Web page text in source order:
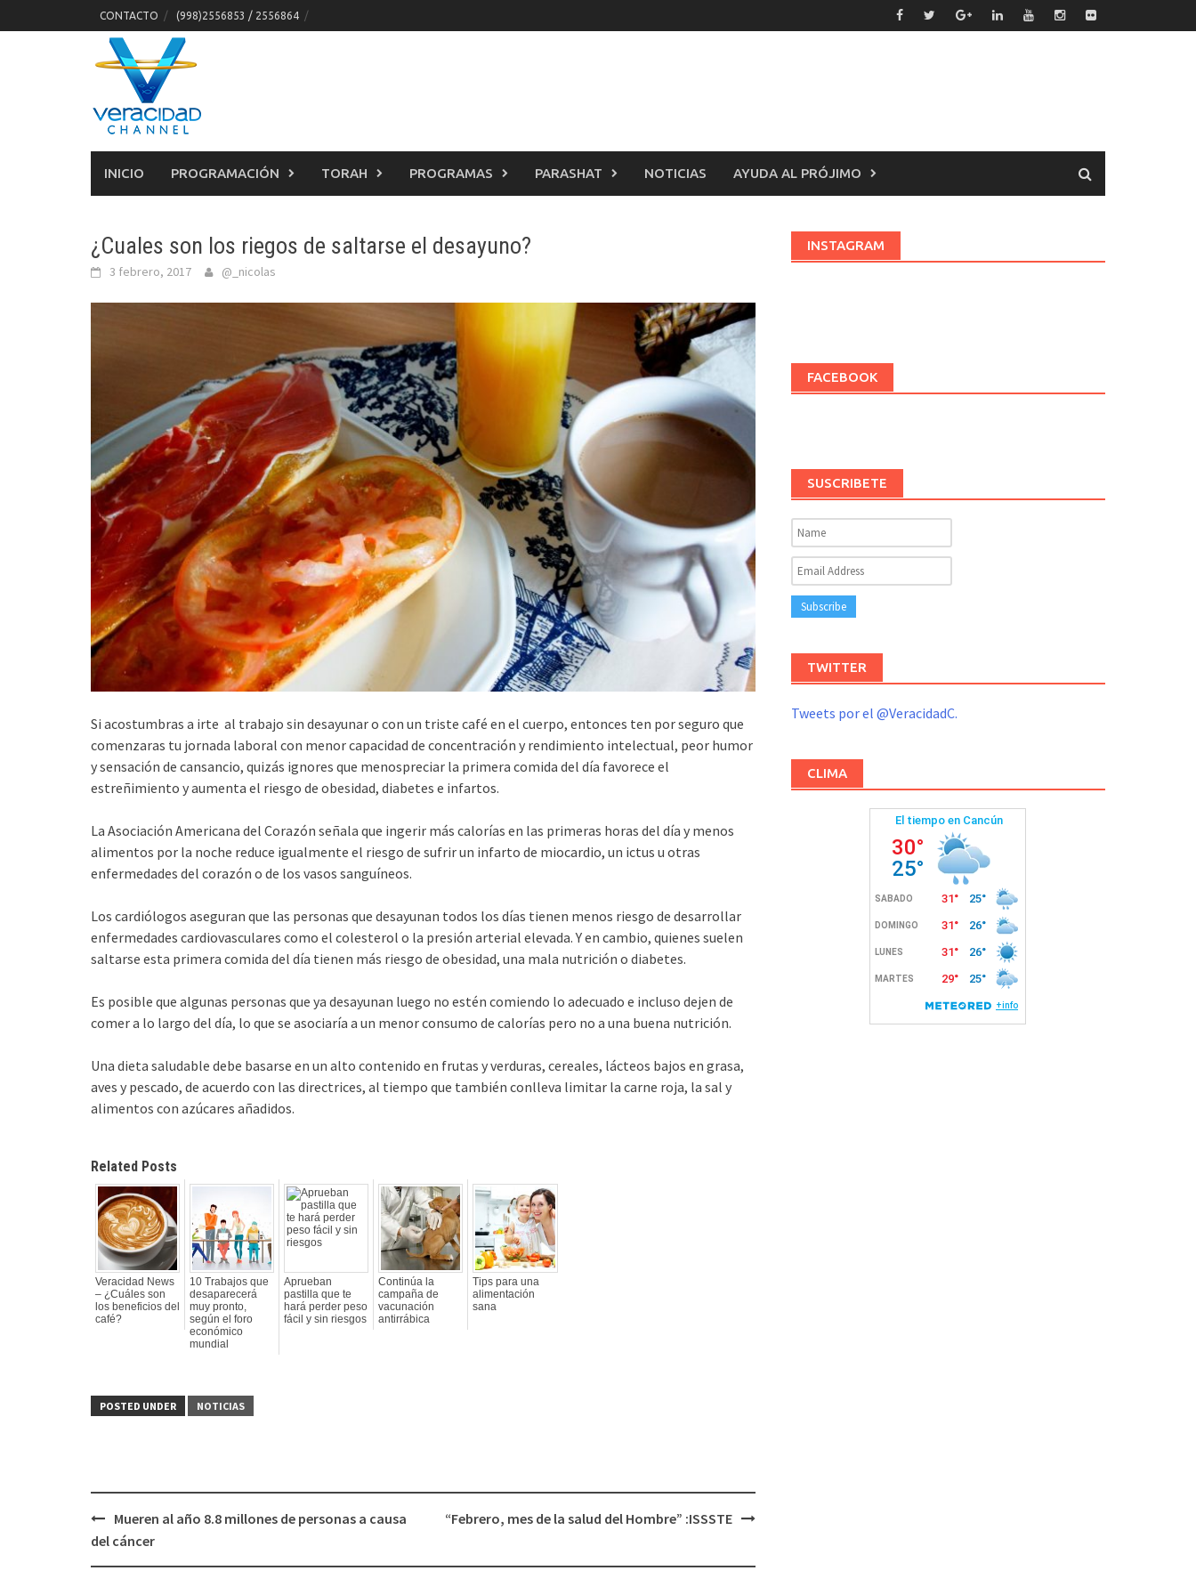
to
CONTACTO (998)2556853 / 2556864
INICIO PROGRAMACIÓN TORAH PROGRAMAS PARASHAT NOTICIAS AYUDA AL PRÓJIMO
¿Cuales son los riegos de saltarse el desayuno?
3 febrero, 2017 @_nicolas
Si acostumbras a irte al trabajo sin desayunar o con un triste café en el cuerpo, entonces ten por seguro que
comenzaras tu jornada laboral con menor capacidad de concentración y rendimiento intelectual, peor humor
y sensación de cansancio, quizás ignores que menospreciar la primera comida del día favorece el
estreñimiento y aumenta el riesgo de obesidad, diabetes e infartos.
La Asociación Americana del Corazón señala que ingerir más calorías en las primeras horas del día y menos
alimentos por la noche reduce igualmente el riesgo de sufrir un infarto de miocardio, un ictus u otras
enfermedades del corazón o de los vasos sanguíneos.
Los cardiólogos aseguran que las personas que desayunan todos los días tienen menos riesgo de desarrollar
enfermedades cardiovasculares como el colesterol o la presión arterial elevada. Y en cambio, quienes suelen
saltarse esta primera comida del día tienen más riesgo de obesidad, una mala nutrición o diabetes.
Es posible que algunas personas que ya desayunan luego no estén comiendo lo adecuado e incluso dejen de
comer a lo largo del día, lo que se asociaría a un menor consumo de calorías pero no a una buena nutrición.
Una dieta saludable debe basarse en un alto contenido en frutas y verduras, cereales, lácteos bajos en grasa,
aves y pescado, de acuerdo con las directrices, al tiempo que también conlleva limitar la carne roja, la sal y
alimentos con azúcares añadidos.
Related Posts
Veracidad News
– ¿Cuáles son
los beneficios del
café?
10 Trabajos que
desaparecerá
muy pronto,
según el foro
económico
mundial
Aprueban
pastilla que te
hará perder peso
fácil y sin riesgos
Continúa la
campaña de
vacunación
antirrábica
Tips para una
alimentación
sana
POSTED UNDER NOTICIAS
Post
Mueren al año 8.8 millones de personas a causa
del cáncer
“Febrero, mes de la salud del Hombre” :ISSSTE
INSTAGRAM
FACEBOOK
SUSCRIBETE
TWITTER
Tweets por el @VeracidadC.
CLIMA